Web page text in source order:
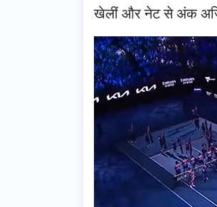
खेलीं और नेट से अंक